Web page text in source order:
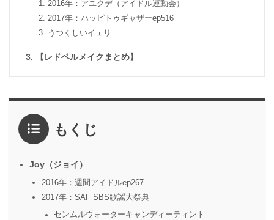
2016年：アユクデ（アイドル運動会）
2017年：ハッピトゥギャザーep516
うつくしいイェリ
【レドベルメイクまとめ】
もくじ
Joy（ジョイ）
2016年：週間アイドルep267
2017年：SAF SBS歌謡大祭典
センムルウォーターキャンディーティント